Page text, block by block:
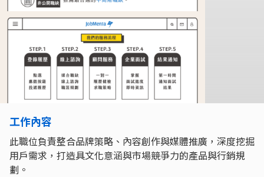
工作內容
此職位負責整合品牌策略、內容創作與媒體推廣，深度挖掘
用戶需求，打造具文化意涵與市場競爭力的產品與行銷規
劃。